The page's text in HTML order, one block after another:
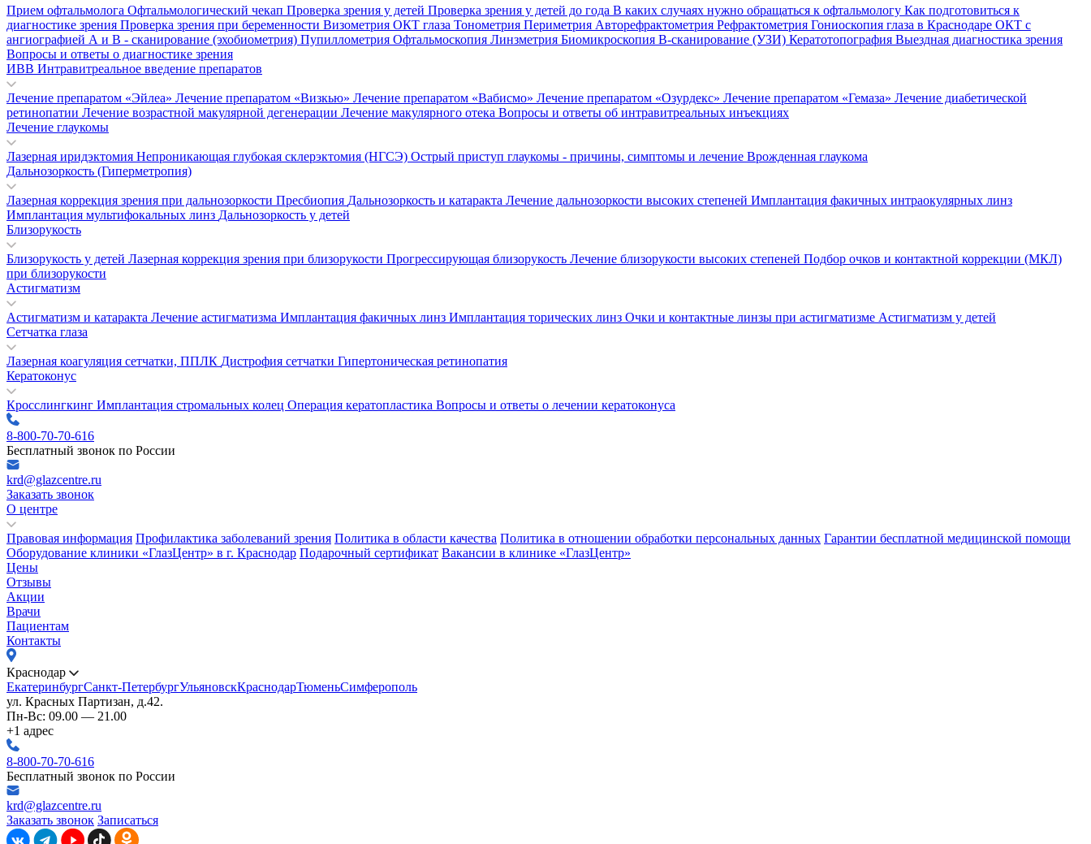
Прием офтальмолога Офтальмологический чекап Проверка зрения у детей Проверка зрения у детей до года В каких случаях нужно обращаться к офтальмологу Как подготовиться к
диагностике зрения Проверка зрения при беременности Визометрия ОКТ глаза Тонометрия Периметрия Авторефрактометрия Рефрактометрия Гониоскопия глаза в Краснодаре ОКТ с
ангиографией А и В - сканирование (эхобиометрия) Пупиллометрия Офтальмоскопия Линзметрия Биомикроскопия В-сканирование (УЗИ) Кератотопография Выездная диагностика зрения
Вопросы и ответы о диагностике зрения
ИВВ Интравитреальное введение препаратов
Лечение препаратом «Эйлеа» Лечение препаратом «Визкью» Лечение препаратом «Вабисмо» Лечение препаратом «Озурдекс» Лечение препаратом «Гемаза» Лечение диабетической
ретинопатии Лечение возрастной макулярной дегенерации Лечение макулярного отека Вопросы и ответы об интравитреальных инъекциях
Лечение глаукомы
Лазерная иридэктомия Непроникающая глубокая склерэктомия (НГСЭ) Острый приступ глаукомы - причины, симптомы и лечение Врожденная глаукома
Дальнозоркость (Гиперметропия)
Лазерная коррекция зрения при дальнозоркости Пресбиопия Дальнозоркость и катаракта Лечение дальнозоркости высоких степеней Имплантация факичных интраокулярных линз
Имплантация мультифокальных линз Дальнозоркость у детей
Близорукость
Близорукость у детей Лазерная коррекция зрения при близорукости Прогрессирующая близорукость Лечение близорукости высоких степеней Подбор очков и контактной коррекции (МКЛ)
при близорукости
Астигматизм
Астигматизм и катаракта Лечение астигматизма Имплантация факичных линз Имплантация торических линз Очки и контактные линзы при астигматизме Астигматизм у детей
Сетчатка глаза
Лазерная коагуляция сетчатки, ППЛК Дистрофия сетчатки Гипертоническая ретинопатия
Кератоконус
Кросслингкинг Имплантация стромальных колец Операция кератопластика Вопросы и ответы о лечении кератоконуса
8-800-70-70-616
Бесплатный звонок по России
krd@glazcentre.ru
Заказать звонок
О центре
Правовая информация Профилактика заболеваний зрения Политика в области качества Политика в отношении обработки персональных данных Гарантии бесплатной медицинской помощи
Оборудование клиники «ГлазЦентр» в г. Краснодар Подарочный сертификат Вакансии в клинике «ГлазЦентр»
Цены
Отзывы
Акции
Врачи
Пациентам
Контакты
Краснодар
ЕкатеринбургСанкт-ПетербургУльяновскКраснодарТюменьСимферополь
ул. Красных Партизан, д.42.
Пн-Вс: 09.00 — 21.00
+1 адрес
8-800-70-70-616
Бесплатный звонок по России
krd@glazcentre.ru
Заказать звонок Записаться